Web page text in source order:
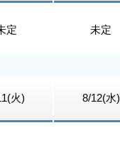
定 未定
火) 8/12(水)